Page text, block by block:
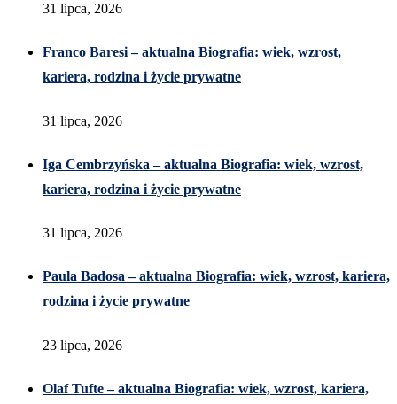
31 lipca, 2026
Franco Baresi – aktualna Biografia: wiek, wzrost,
kariera, rodzina i życie prywatne
31 lipca, 2026
Iga Cembrzyńska – aktualna Biografia: wiek, wzrost,
kariera, rodzina i życie prywatne
31 lipca, 2026
Paula Badosa – aktualna Biografia: wiek, wzrost, kariera,
rodzina i życie prywatne
23 lipca, 2026
Olaf Tufte – aktualna Biografia: wiek, wzrost, kariera,